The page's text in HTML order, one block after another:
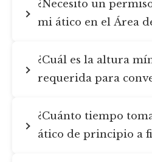
¿Necesito un
mi ático en el Área
¿Cuál es la altura
requerida para
¿Cuánto tiempo
ático de principio a